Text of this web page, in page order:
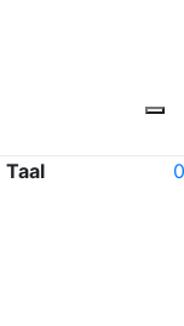
Taal 0